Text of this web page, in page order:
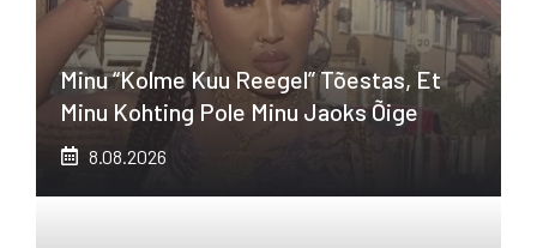
Minu “kolme Kuu Reegel” Tõestas, Et
Minu Kohting Pole Minu Jaoks Õige
8.08.2026